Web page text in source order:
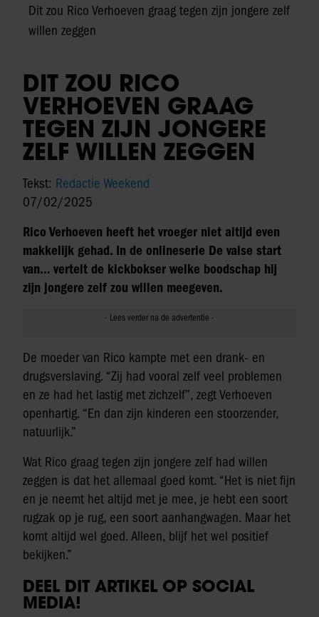
Dit zou Rico Verhoeven graag tegen zijn jongere zelf
willen zeggen
DIT ZOU RICO
VERHOEVEN GRAAG
TEGEN ZIJN JONGERE
ZELF WILLEN ZEGGEN
Tekst: Redactie Weekend
07/02/2025
Rico Verhoeven heeft het vroeger niet altijd even
makkelijk gehad. In de onlineserie De valse start
van… vertelt de kickbokser welke boodschap hij
zijn jongere zelf zou willen meegeven.
De moeder van Rico kampte met een drank- en
drugsverslaving. “Zij had vooral zelf veel problemen
en ze had het lastig met zichzelf”, zegt Verhoeven
openhartig. “En dan zijn kinderen een stoorzender,
natuurlijk.”
Wat Rico graag tegen zijn jongere zelf had willen
zeggen is dat het allemaal goed komt. “Het is niet fijn
en je neemt het altijd met je mee, je hebt een soort
rugzak op je rug, een soort aanhangwagen. Maar het
komt altijd wel goed. Alleen, blijf het wel positief
bekijken.”
DEEL DIT ARTIKEL OP SOCIAL
MEDIA!